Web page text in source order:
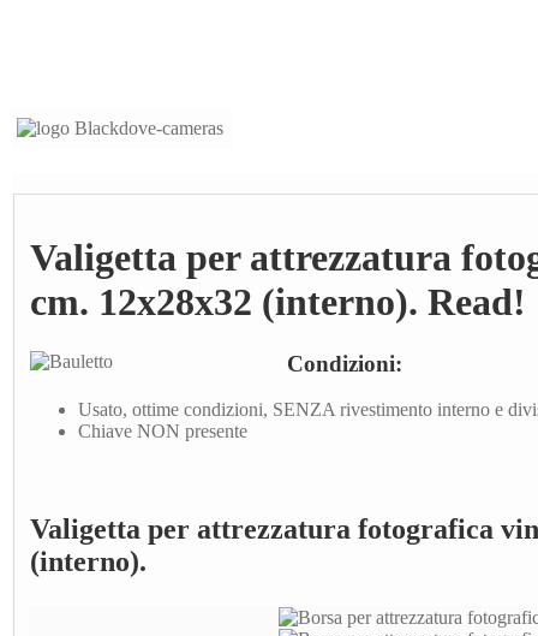
Valigetta per attrezzatura
cm. 12x28x32 (interno). Read!
Condizioni:
Usato, ottime condizioni, SENZA rivestimento interno e
Chiave NON presente
Valigetta per attrezzatura fotografica
(interno).